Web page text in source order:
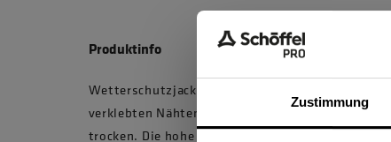
Zustimmung
Produktinfo
Wetterschutzjacke im klassisch sportlichen Look.
verklebten Nähten und zweifach verstellbarer
trocken. Die hohe Atmungsaktivität und